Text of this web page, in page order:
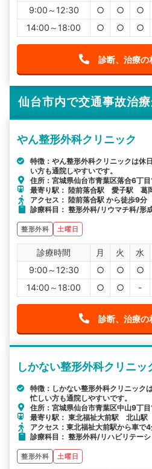
9:00～12:30
○ ○ ○
14:00～18:00
○ ○ ○
診断、治療の
仙台市内で交通事故治
やん整形外科クリニック
特徴：やん整形外科クリニックは休
い方も通院しやすいです。
住所：宮城県仙台市青葉区落合6丁
最寄り駅： 陸前落合駅 愛子駅 葛
アクセス： 陸前落合駅 から徒歩9分
診療科目： 整形外科/リウマチ科/形
整形外科 土曜日
診療時間 月 火 水
9:00～12:30
○ ○ ○
14:00～18:00
○ ○ -
診断、治療の
しかない整形外科クリニッ
特徴：しかない整形外科クリニック
忙しい方も通院しやすいです。
住所：宮城県仙台市青葉区中山9丁
最寄り駅： 東北福祉大前駅 北山
アクセス：東北福祉大前駅から車で
診療科目： 整形外科/リハビリテー
整形外科 土曜日